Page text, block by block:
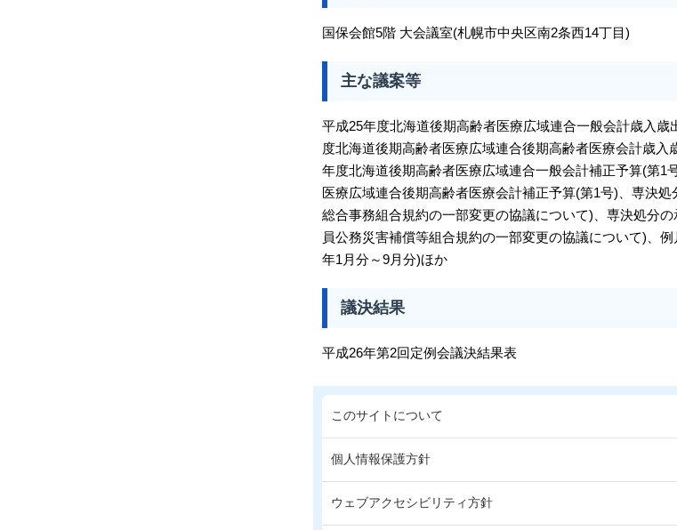
国保会館5階 大会議室(札幌市中央区南2条西14丁目)
主な議案等
平成25年度北海道後期高齢者医療広域連合一般会計歳入歳
度北海道後期高齢者医療広域連合後期高齢者医療会計歳入
年度北海道後期高齢者医療広域連合一般会計補正予算(第1
医療広域連合後期高齢者医療会計補正予算(第1号)、専決
総合事務組合規約の一部変更の協議について)、専決処分
員公務災害補償等組合規約の一部変更の協議について)、
年1月分～9月分)ほか
議決結果
平成26年第2回定例会議決結果表
このサイトについて
個人情報保護方針
ウェブアクセシビリティ方針